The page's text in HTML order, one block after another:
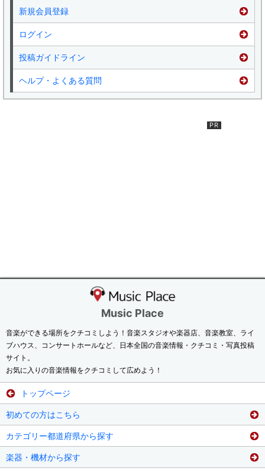
新規会員登録
ログイン
投稿ガイドライン
ヘルプ・よくある質問
Music Place
音楽ができる場所をクチコミしよう！音楽スタジオや楽器店、音楽教室、ライ
ブハウス、コンサートホールなど、日本全国の音楽情報・クチコミ・写真投稿
サイト。
お気に入りの音楽情報をクチコミして広めよう！
トップページ
初めての方はこちら
カテゴリー都道府県から探す
楽器・機材から探す